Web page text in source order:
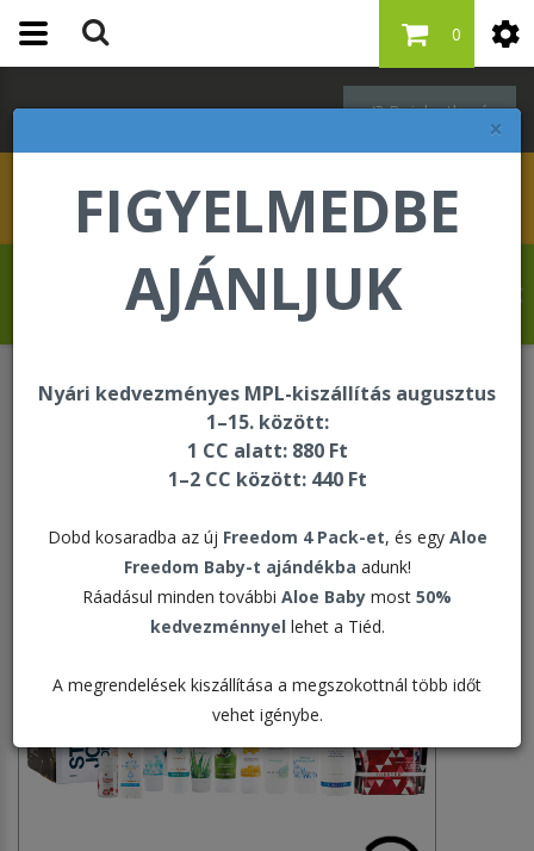
×
FIGYELMEDBE
AJÁNLJUK
Nyári kedvezményes MPL-kiszállítás augusztus
1–15. között:
1 CC alatt: 880 Ft
1–2 CC között: 440 Ft
Dobd kosaradba az új Freedom 4 Pack-et, és egy Aloe
Freedom Baby-t ajándékba adunk!
Ráadásul minden további Aloe Baby most 50%
kedvezménnyel lehet a Tiéd.
A megrendelések kiszállítása a megszokottnál több időt
vehet igénybe.
Bejelentkezés
0
Krasznai Tamás üdvözli Önt a Forever
Living internetes áruházában!
Start Your Journey Pak - Sport & Wellness